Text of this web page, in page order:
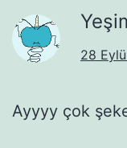
28
Ayyyy çok